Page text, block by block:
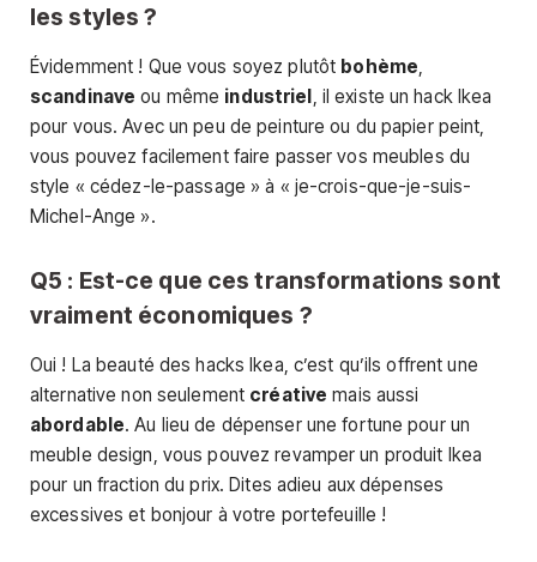
les styles ?
Évidemment ! Que vous soyez plutôt bohème,
scandinave ou même industriel , il existe un hack Ikea
pour vous. Avec un peu de peinture ou du papier peint,
vous pouvez facilement faire passer vos meubles du
style « cédez-le-passage » à « je-crois-que-je-suis-
Michel-Ange ».
Q5 : Est-ce que ces transformations sont
vraiment économiques ?
Oui ! La beauté des hacks Ikea, c’est qu’ils offrent une
alternative non seulement créative mais aussi
abordable. Au lieu de dépenser une fortune pour un
meuble design, vous pouvez revamper un produit Ikea
pour un fraction du prix. Dites adieu aux dépenses
excessives et bonjour à votre portefeuille !